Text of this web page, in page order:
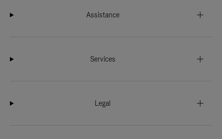
Assistance
Services
Legal